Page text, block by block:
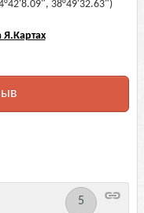
38°49'32.63")
5